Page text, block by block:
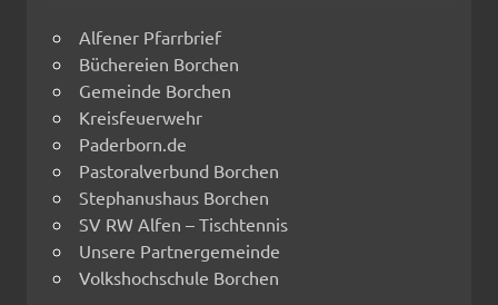
Alfener Pfarrbrief
Büchereien Borchen
Gemeinde Borchen
Kreisfeuerwehr
Paderborn.de
Pastoralverbund Borchen
Stephanushaus Borchen
SV RW Alfen – Tischtennis
Unsere Partnergemeinde
Volkshochschule Borchen